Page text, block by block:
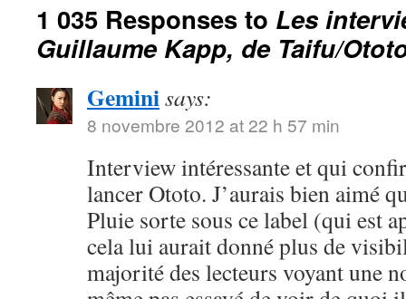
1 035 Responses to Les
Guillaume Kapp, de Taifu/
Geminisays:
8 novembre 2012 at 22 h 57 min
Interview intéressante et qui
lancer Ototo. J’aurais bien aimé
Pluie sorte sous ce label (qui est
cela lui aurait donné plus de
majorité des lecteurs voyant une